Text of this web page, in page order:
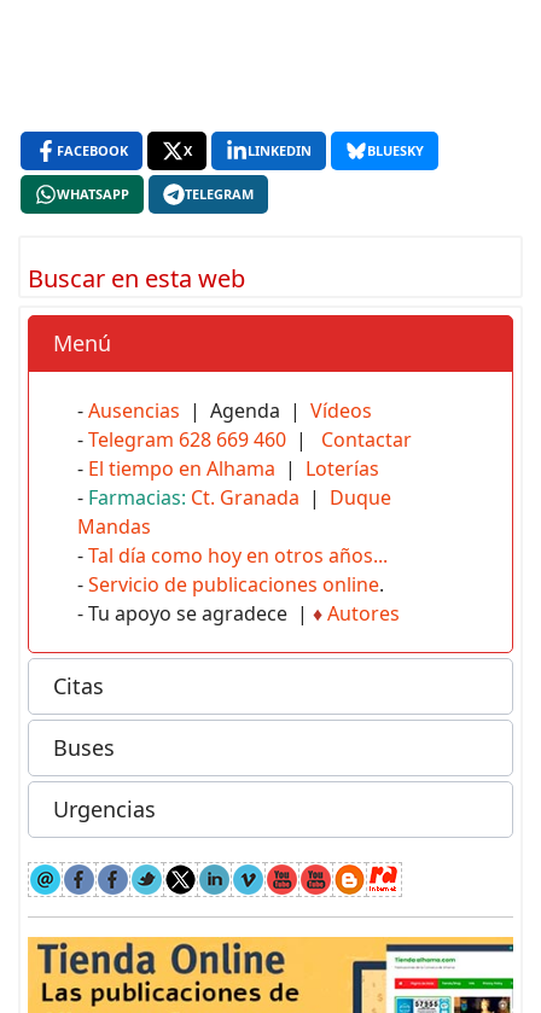
FACEBOOK X LINKEDIN BLUESKY
WHATSAPP TELEGRAM
Buscar en esta web
Menú
-Ausencias | Agenda | Vídeos
-Telegram 628 669 460 | Contactar
- El tiempo en Alhama | Loterías
- Farmacias: Ct. Granada | Duque
Mandas
-Tal día como hoy en otros años...
-Servicio de publicaciones online.
- Tu apoyo se agradece | ♦Autores
Citas
Buses
Urgencias